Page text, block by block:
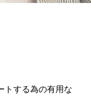
トする為の有用な